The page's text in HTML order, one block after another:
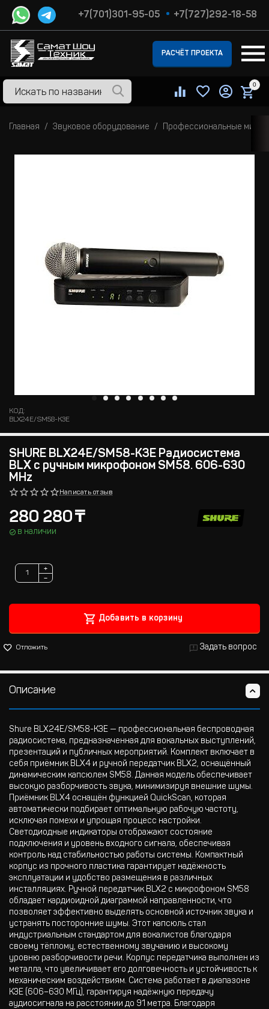
+7(701)301-95-05 +7(727)292-18-58
РАСЧЁТ ПРОЕКТА
0
Главная Звуковое оборудование Профессиональные
КОД:
BLX24E/SM58-K3E
SHURE BLX24E/SM58-K3E Радиосистема
BLX с ручным микрофоном SM58. 606-630
MHz
Написать отзыв
280 280₸
в наличии
+
−
Добавить в корзину
Отложить Задать вопрос
Описание
Shure BLX24E/SM58-K3E — профессиональная беспроводная
радиосистема, предназначенная для вокальных выступлений,
презентаций и публичных мероприятий. Комплект включает в
себя приёмник BLX4 и ручной передатчик BLX2, оснащённый
динамическим капсюлем SM58. Данная модель обеспечивает
высокую разборчивость звука, минимизируя внешние шумы.
Приёмник BLX4 оснащён функцией QuickScan, которая
автоматически подбирает оптимальную рабочую частоту,
исключая помехи и упрощая процесс настройки.
Светодиодные индикаторы отображают состояние
подключения и уровень входного сигнала, обеспечивая
контроль над стабильностью работы системы. Компактный
корпус из прочного пластика гарантирует надёжность
эксплуатации и удобство размещения в различных
инсталляциях. Ручной передатчик BLX2 с микрофоном SM58
обладает кардиоидной диаграммой направленности, что
позволяет эффективно выделять основной источник звука и
устранять посторонние шумы. Этот капсюль стал
индустриальным стандартом для вокалистов благодаря
своему тёплому, естественному звучанию и высокому
уровню разборчивости речи. Корпус передатчика выполнен из
металла, что увеличивает его долговечность и устойчивость к
механическим воздействиям. Система работает в диапазоне
K3E (606–630 МГц), гарантируя надёжную передачу
аудиосигнала на расстоянии до 91 метра. Благодаря